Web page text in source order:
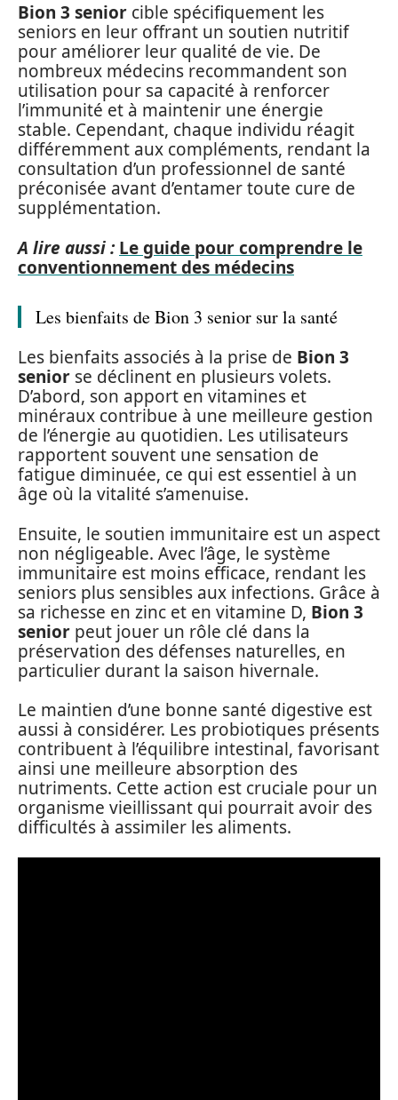
Bion 3 senior cible spécifiquement les
seniors en leur offrant un soutien nutritif
pour améliorer leur qualité de vie. De
nombreux médecins recommandent son
utilisation pour sa capacité à renforcer
l’immunité et à maintenir une énergie
stable. Cependant, chaque individu réagit
différemment aux compléments, rendant la
consultation d’un professionnel de santé
préconisée avant d’entamer toute cure de
supplémentation.
A lire aussi : Le guide pour comprendre le
conventionnement des médecins
Les bienfaits de Bion 3 senior sur la santé
Les bienfaits associés à la prise de Bion 3
senior se déclinent en plusieurs volets.
D’abord, son apport en vitamines et
minéraux contribue à une meilleure gestion
de l’énergie au quotidien. Les utilisateurs
rapportent souvent une sensation de
fatigue diminuée, ce qui est essentiel à un
âge où la vitalité s’amenuise.
Ensuite, le soutien immunitaire est un aspect
non négligeable. Avec l’âge, le système
immunitaire est moins efficace, rendant les
seniors plus sensibles aux infections. Grâce à
sa richesse en zinc et en vitamine D, Bion 3
senior peut jouer un rôle clé dans la
préservation des défenses naturelles, en
particulier durant la saison hivernale.
Le maintien d’une bonne santé digestive est
aussi à considérer. Les probiotiques présents
contribuent à l’équilibre intestinal, favorisant
ainsi une meilleure absorption des
nutriments. Cette action est cruciale pour un
organisme vieillissant qui pourrait avoir des
difficultés à assimiler les aliments.